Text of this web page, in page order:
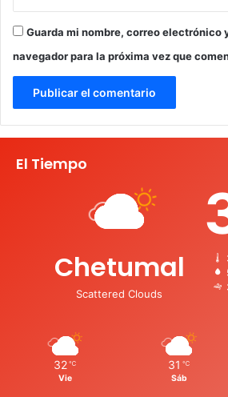
Guarda mi nombre, correo electrónico
navegador para la próxima vez que
El Tiempo
Chetumal
Scattered Clouds
32 ℃
Vie
31 ℃
Sáb